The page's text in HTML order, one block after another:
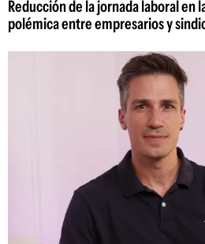
Reducción de la jornada laboral en
polémica entre empresarios y